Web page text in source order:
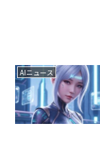
AIニュース